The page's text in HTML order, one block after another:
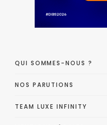
QUI SOMMES-NOUS ?
NOS PARUTIONS
TEAM LUXE INFINITY